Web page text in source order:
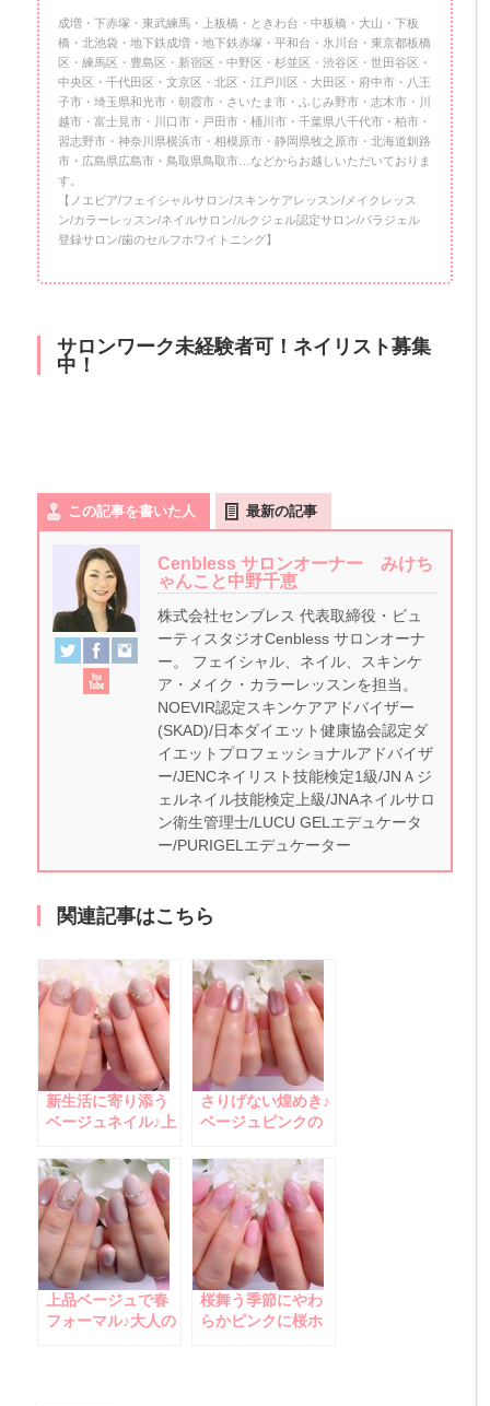
成増・下赤塚・東武練馬・上板橋・ときわ台・中板橋・大山・下板
橋・北池袋・地下鉄成増・地下鉄赤塚・平和台・氷川台・東京都板橋
区・練馬区・豊島区・新宿区・中野区・杉並区・渋谷区・世田谷区・
中央区・千代田区・文京区・北区・江戸川区・大田区・府中市・八王
子市・埼玉県和光市・朝霞市・さいたま市・ふじみ野市・志木市・川
越市・富士見市・川口市・戸田市・桶川市・千葉県八千代市・柏市・
習志野市・神奈川県横浜市・相模原市・静岡県牧之原市・北海道釧路
市・広島県広島市・鳥取県鳥取市…などからお越しいただいておりま
す。
【ノエビア/フェイシャルサロン/スキンケアレッスン/メイクレッス
ン/カラーレッスン/ネイルサロン/ルクジェル認定サロン/パラジェル
登録サロン/歯のセルフホワイトニング】
サロンワーク未経験者可！ネイリスト募集
中！
この記事を書いた人 最新の記事
Cenbless サロンオーナー みけち
ゃんこと中野千恵
株式会社センブレス 代表取締役・ビュ
ーティスタジオCenbless サロンオーナ
ー。 フェイシャル、ネイル、スキンケ
ア・メイク・カラーレッスンを担当。
NOEVIR認定スキンケアアドバイザー
(SKAD)/日本ダイエット健康協会認定ダ
イエットプロフェッショナルアドバイザ
ー/JENCネイリスト技能検定1級/JNＡジ
ェルネイル技能検定上級/JNAネイルサロ
ン衛生管理士/LUCU GELエデュケータ
ー/PURIGELエデュケーター
関連記事はこちら
新生活に寄り添う
ベージュネイル♪上
イン
さりげない煌めき♪
ベージュピンクの
イル
上品ベージュで春
フォーマル♪大人の
桜舞う季節にやわ
らかピンクに桜ホ